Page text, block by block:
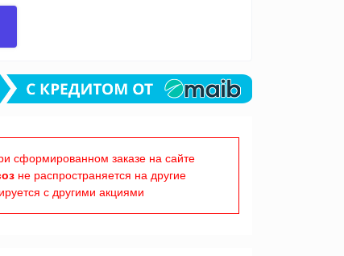
сформированном заказе на сайте
не распространяется на другие
с другими акциями